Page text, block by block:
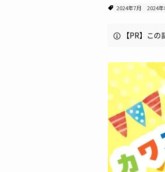
2024年7月 2024年
【PR】こ